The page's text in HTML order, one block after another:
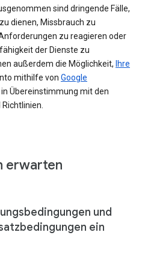
sind dringende Fälle,
dienen, Missbrauch zu
zu reagieren oder
der Dienste zu
außerdem die Möglichkeit, Ihre
mithilfe von Google
Übereinstimmung mit den
erwarten
und
ein